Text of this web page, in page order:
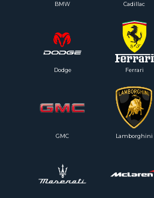
Cadillac
Ferrari
Lamborghini
BMW
Dodge
GMC